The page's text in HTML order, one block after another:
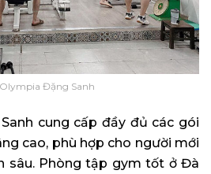
Đặng Sanh
cung cấp đầy đủ các gói
cao, phù hợp cho người mới
sâu. Phòng tập gym tốt ở Đà